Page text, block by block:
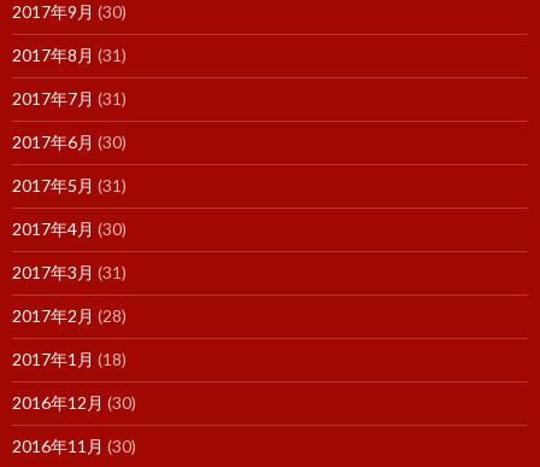
2017年9月 (30)
2017年8月 (31)
2017年7月 (31)
2017年6月 (30)
2017年5月 (31)
2017年4月 (30)
2017年3月 (31)
2017年2月 (28)
2017年1月 (18)
2016年12月 (30)
2016年11月 (30)